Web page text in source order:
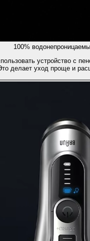
100%
устройство с
делает уход проще и